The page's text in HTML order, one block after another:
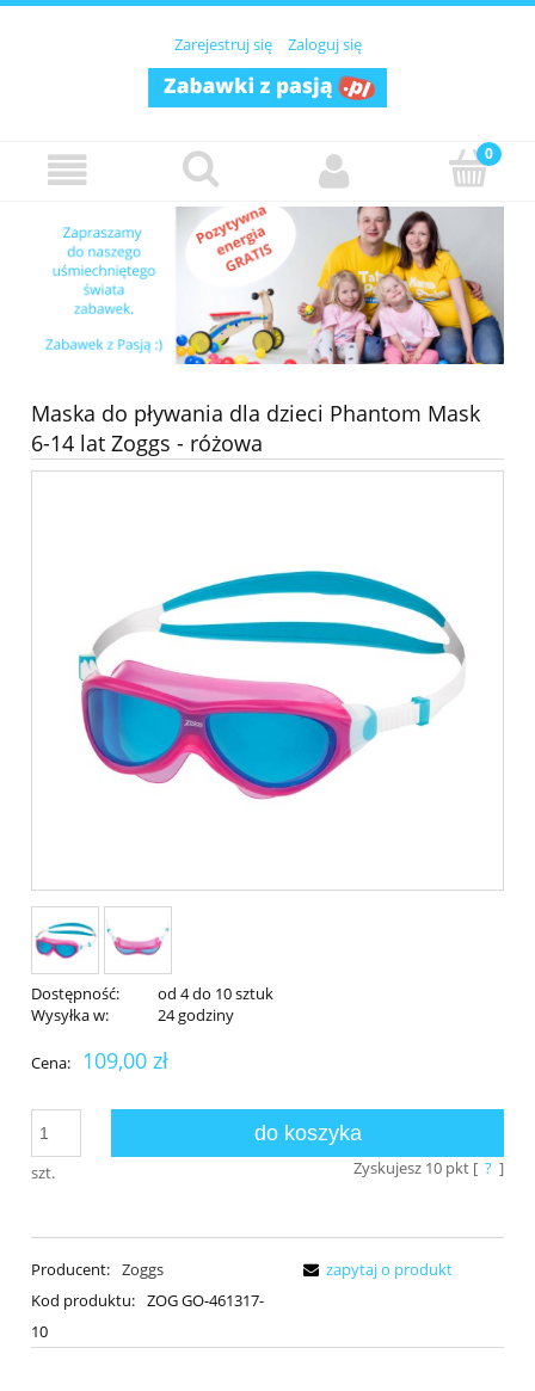
Zarejestruj się Zaloguj się
Maska do pływania dla dzieci Phantom Mask
6-14 lat Zoggs - różowa
Dostępność:
od 4 do 10 sztuk
Wysyłka w:
24 godziny
Cena: 109,00 zł
szt.
do koszyka
Zyskujesz 10pkt [ ? ]
Producent: Zoggs
Kod produktu: ZOG GO-461317-
10
zapytaj o produkt